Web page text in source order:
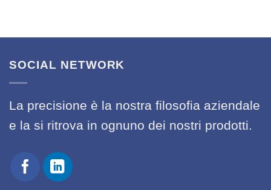
SOCIAL NETWORK
La precisione è la nostra filosofia aziendale
e la si ritrova in ognuno dei nostri prodotti.